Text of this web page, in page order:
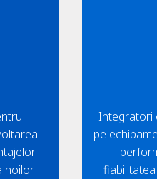
noilor
Integratori
pe